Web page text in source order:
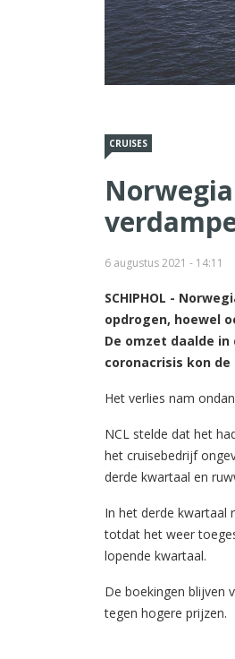
CRUISES
6 augustus 2021 - 14:11
SCHIPHOL -
opdrogen, hoewel
De omzet daalde in
coronacrisis kon
Het verlies nam
NCL stelde dat het
het cruisebedrijf
derde kwartaal en
In het derde kwartaal
totdat het weer
lopende kwartaal.
De boekingen blijven
tegen hogere prijzen.